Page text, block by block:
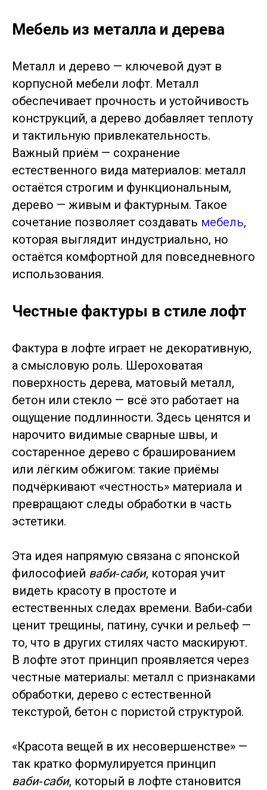
Мебель из металла и дерева
Металл и дерево — ключевой дуэт в
корпусной мебели лофт. Металл
обеспечивает прочность и устойчивость
конструкций, а дерево добавляет теплоту
и тактильную привлекательность.
Важный приём — сохранение
естественного вида материалов: металл
остаётся строгим и функциональным,
дерево — живым и фактурным. Такое
сочетание позволяет создавать мебель,
которая выглядит индустриально, но
остаётся комфортной для повседневного
использования.
Честные фактуры в стиле лофт
Фактура в лофте играет не декоративную,
а смысловую роль. Шероховатая
поверхность дерева, матовый металл,
бетон или стекло — всё это работает на
ощущение подлинности. Здесь ценятся и
нарочито видимые сварные швы, и
состаренное дерево с брашированием
или лёгким обжигом: такие приёмы
подчёркивают «честность» материала и
превращают следы обработки в часть
эстетики.
Эта идея напрямую связана с японской
философией ваби‑саби, которая учит
видеть красоту в простоте и
естественных следах времени. Ваби‑саби
ценит трещины, патину, сучки и рельеф —
то, что в других стилях часто маскируют.
В лофте этот принцип проявляется через
честные материалы: металл с признаками
обработки, дерево с естественной
текстурой, бетон с пористой структурой.
«Красота вещей в их несовершенстве» —
так кратко формулируется принцип
ваби‑саби, который в лофте становится